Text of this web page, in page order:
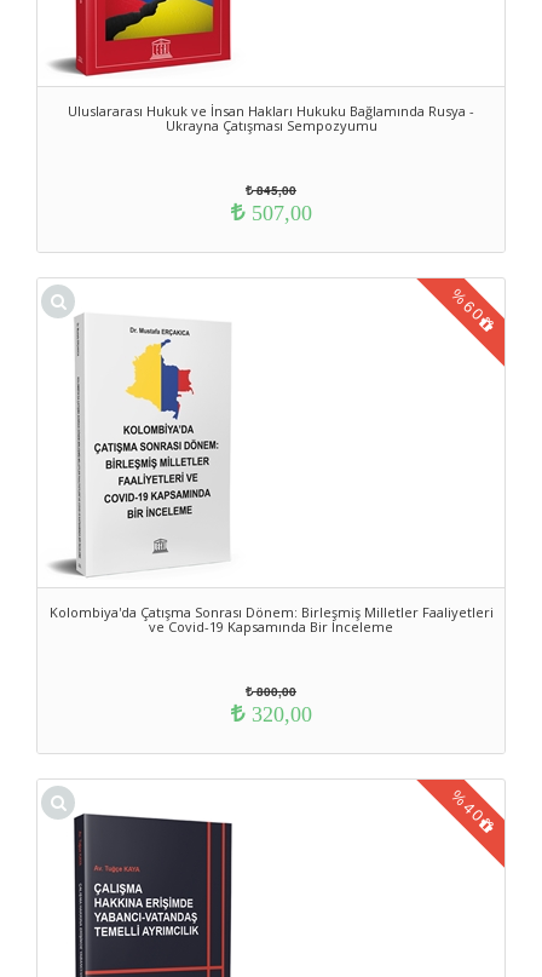
Uluslararası Hukuk ve İnsan Hakları Hukuku Bağlamında Rusya -
Ukrayna Çatışması Sempozyumu
845,00
507,00
Kolombiya'da Çatışma Sonrası Dönem: Birleşmiş Milletler Faaliyetleri
ve Covid-19 Kapsamında Bir İnceleme
%
60
800,00
320,00
%40